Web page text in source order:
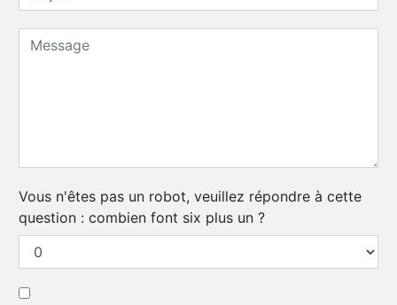
Vous n'êtes pas un robot, veuillez répondre à cette
question : combien font six plus un ?